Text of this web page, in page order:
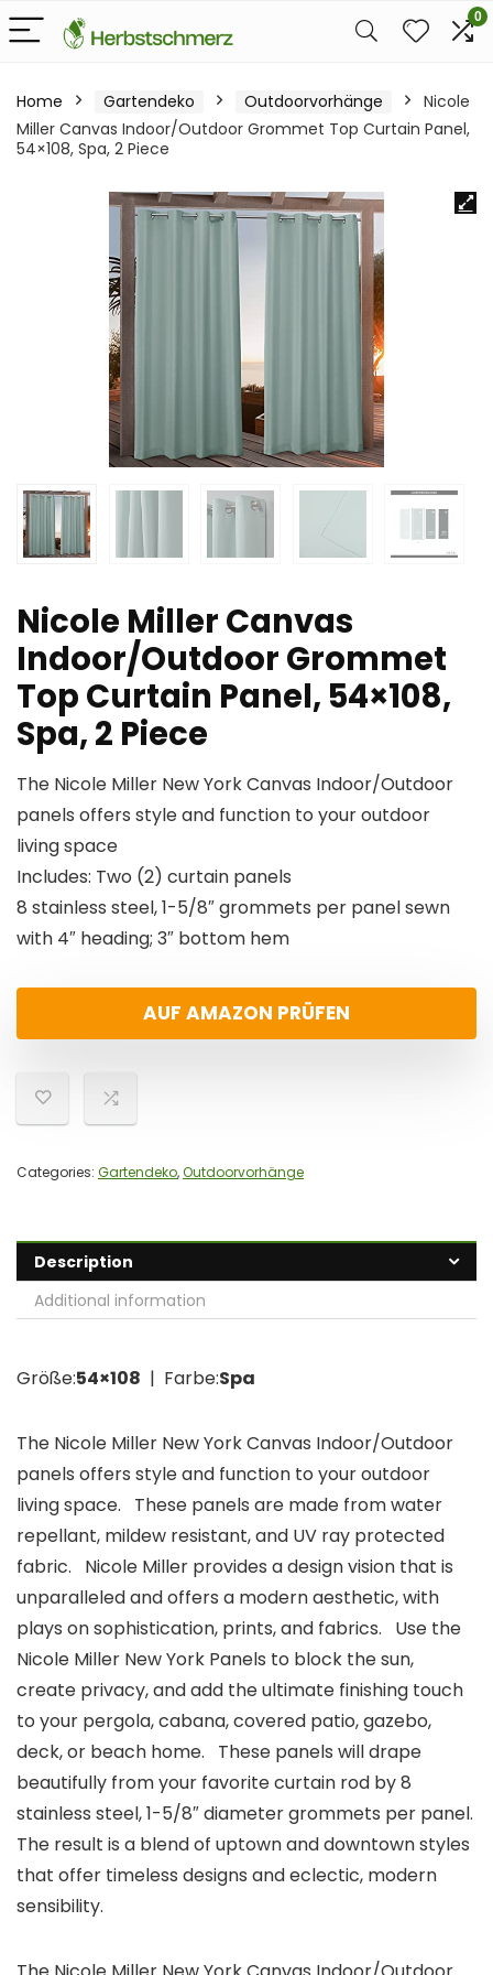
0
Home Gartendeko Outdoorvorhänge
Nicole
Miller Canvas Indoor/Outdoor Grommet Top Curtain Panel,
54×108, Spa, 2 Piece
Nicole Miller Canvas
Indoor/Outdoor Grommet
Top Curtain Panel, 54×108,
Spa, 2 Piece
The Nicole Miller New York Canvas Indoor/Outdoor
panels offers style and function to your outdoor
living space
Includes: Two (2) curtain panels
8 stainless steel, 1-5/8″ grommets per panel sewn
with 4″ heading; 3″ bottom hem
AUF AMAZON PRÜFEN
Categories: Gartendeko,Outdoorvorhänge
Description
Additional information
Größe:54×108 | Farbe:Spa
The Nicole Miller New York Canvas Indoor/Outdoor
panels offers style and function to your outdoor
living space. These panels are made from water
repellant, mildew resistant, and UV ray protected
fabric. Nicole Miller provides a design vision that is
unparalleled and offers a modern aesthetic, with
plays on sophistication, prints, and fabrics. Use the
Nicole Miller New York Panels to block the sun,
create privacy, and add the ultimate finishing touch
to your pergola, cabana, covered patio, gazebo,
deck, or beach home. These panels will drape
beautifully from your favorite curtain rod by 8
stainless steel, 1-5/8″ diameter grommets per panel.
The result is a blend of uptown and downtown styles
that offer timeless designs and eclectic, modern
sensibility.